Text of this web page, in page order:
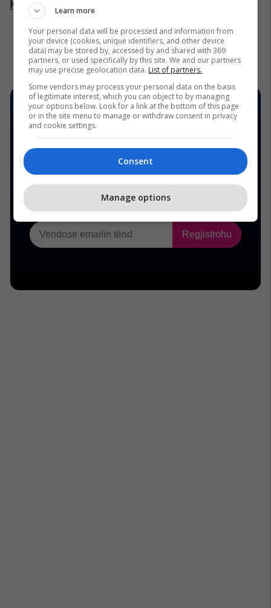
Kliko këtu për më shumë detaje:
Learn more
Your personal data will be processed and information from
your device (cookies, unique identifiers, and other device
data) may be stored by, accessed by and shared with 369
partners, or used specifically by this site. We and our partners
may use precise geolocation data. List of partners.
Some vendors may process your personal data on the basis
of legitimate interest, which you can object to by managing
your options below. Look for a link at the bottom of this page
or in the site menu to manage or withdraw consent in privacy
and cookie settings.
Consent
Manage options